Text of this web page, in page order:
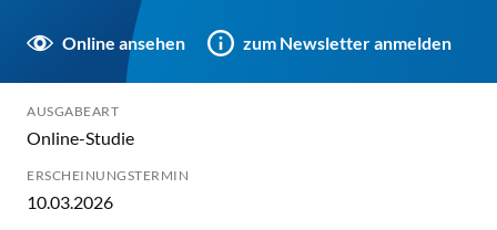
Online ansehen zum Newsletter anmelden
AUSGABEART
Online-Studie
ERSCHEINUNGSTERMIN
10.03.2026